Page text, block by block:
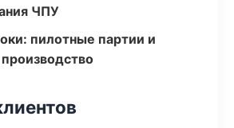
ЧПУ
пилотные партии и